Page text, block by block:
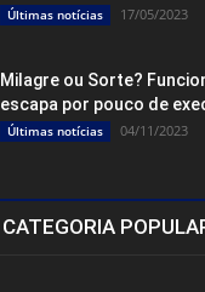
Últimas notícias 17/05/2023
Milagre ou Sorte?
escapa por pouco de
Últimas notícias 04/11/2023
CATEGORIA